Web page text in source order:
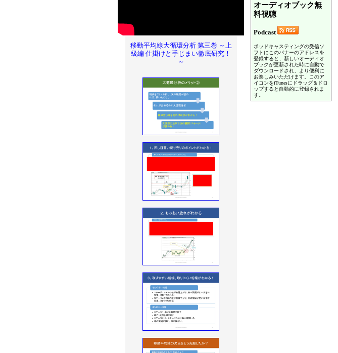
移動平均線大循環分析 第三巻 ～上
級編 仕掛けと手じまい徹底研究！
～
オーディオブック無
料視聴
Podcast
ポッドキャスティングの受信ソ
フトにこのバナーのアドレスを
登録すると、新しいオーディオ
ブックが更新された時に自動で
ダウンロードされ、より便利に
お楽しみいただけます。このア
イコンをiTunesにドラッグ＆ドロ
ップすると自動的に登録されま
す。